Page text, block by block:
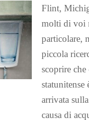
Flint,
molti di voi
particolare,
piccola
scoprire che
statunitense
arrivata
causa di